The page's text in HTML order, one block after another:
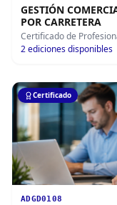
GESTIÓN
POR CARRETERA
Certificado de
2ediciones disponibles
Certificado
ADGD0108